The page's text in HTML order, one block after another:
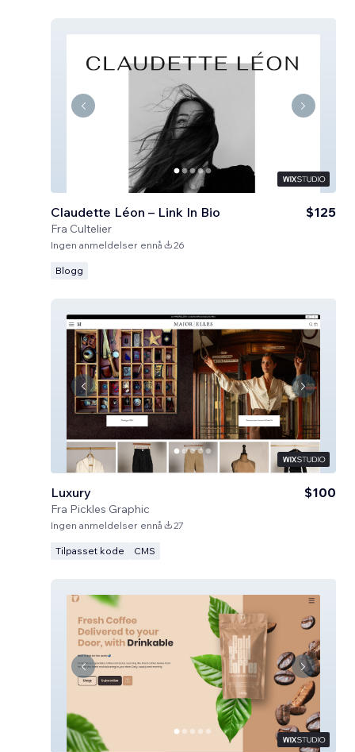
Claudette Léon – Link In Bio
Fra Cultelier
$125
Ingen anmeldelser ennå 26
Blogg
Luxury
Fra Pickles Graphic
$100
Ingen anmeldelser ennå 27
Tilpasset kode CMS